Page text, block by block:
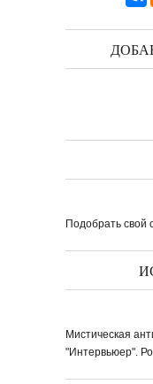
Подобрать
Мистическая
"Интервьюер".